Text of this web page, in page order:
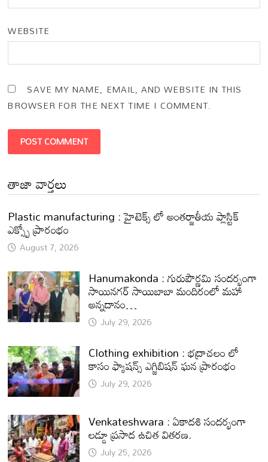
WEBSITE
SAVE MY NAME, EMAIL, AND WEBSITE IN THIS
BROWSER FOR THE NEXT TIME I COMMENT.
తాజా వార్తలు
Plastic manufacturing : హైటెక్స్ లో అంతర్జాతీయ ప్లాస్టిక్
ఎక్స్పో ప్రారంభం
August 7, 2026
Hanumakonda : గురుపౌర్ణమి సందర్భంగా
సాయినగర్‌ సాయిబాబా మందిరంలో మహా
అన్నదానం…
July 29, 2026
Clothing exhibition : భద్రాచలం లో
కాసం ఫ్యాషన్స్ ఎగ్జిబిషన్ ఘన ప్రారంభం
July 29, 2026
Venkateshwara : ఏకాదశి సందర్భంగా
లడ్డూ ప్రసాద ఉచిత వితరణ.
July 25, 2026